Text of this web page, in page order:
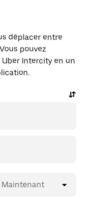
déplacer entre
pouvez
Intercity en un
Maintenant